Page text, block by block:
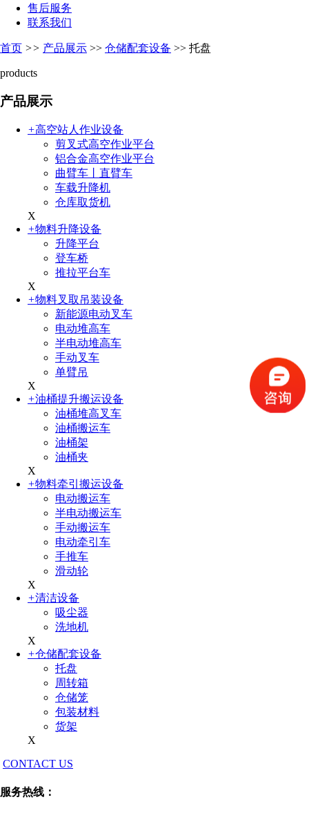
售后服务
联系我们
首页 >> 产品展示 >> 仓储配套设备 >> 托盘
products
产品展示
+高空站人作业设备
剪叉式高空作业平台
铝合金高空作业平台
曲臂车丨直臂车
车载升降机
仓库取货机
X
+物料升降设备
升降平台
登车桥
推拉平台车
X
+物料叉取吊装设备
新能源电动叉车
电动堆高车
半电动堆高车
手动叉车
单臂吊
X
+油桶提升搬运设备
油桶堆高叉车
油桶搬运车
油桶架
油桶夹
X
+物料牵引搬运设备
电动搬运车
半电动搬运车
手动搬运车
电动牵引车
手推车
滑动轮
X
+清洁设备
吸尘器
洗地机
X
+仓储配套设备
托盘
周转箱
仓储笼
包装材料
货架
X
CONTACT US
服务热线：